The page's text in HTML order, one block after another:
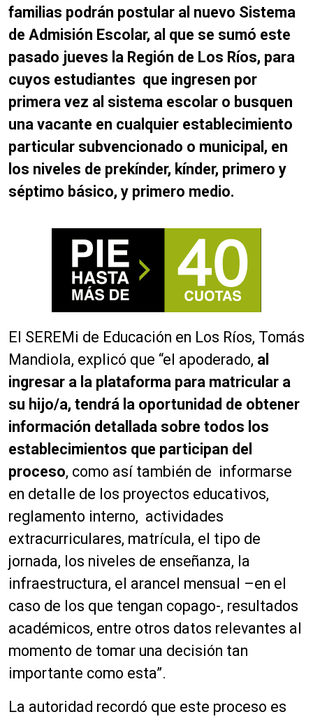
familias podrán postular al nuevo Sistema
de Admisión Escolar, al que se sumó este
pasado jueves la Región de Los Ríos, para
cuyos estudiantes que ingresen por
primera vez al sistema escolar o busquen
una vacante en cualquier establecimiento
particular subvencionado o municipal, en
los niveles de prekínder, kínder, primero y
séptimo básico, y primero medio.
El SEREMi de Educación en Los Ríos, Tomás
Mandiola, explicó que “el apoderado, al
ingresar a la plataforma para matricular a
su hijo/a, tendrá la oportunidad de obtener
información detallada sobre todos los
establecimientos que participan del
proceso, como así también de informarse
en detalle de los proyectos educativos,
reglamento interno, actividades
extracurriculares, matrícula, el tipo de
jornada, los niveles de enseñanza, la
infraestructura, el arancel mensual –en el
caso de los que tengan copago-, resultados
académicos, entre otros datos relevantes al
momento de tomar una decisión tan
importante como esta”.
La autoridad recordó que este proceso es